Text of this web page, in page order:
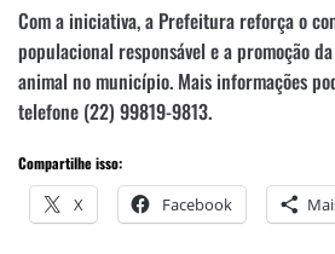
Com a iniciativa, a Prefeitura reforça o
populacional responsável e a promoção
animal no município. Mais informações
telefone (22) 99819-9813.
Compartilhe isso:
X Facebook